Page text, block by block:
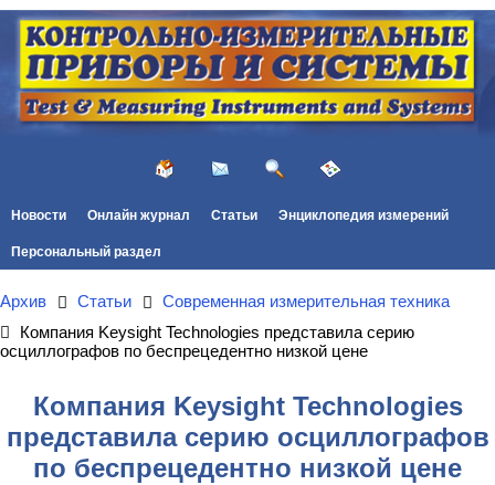
Новости Онлайн журнал Статьи Энциклопедия измерений
Персональный раздел
Архив Статьи
Современная измерительная техника
Компания Keysight Technologies представила серию
осциллографов по беспрецедентно низкой цене
Компания Keysight Technologies
представила серию осциллографов
по беспрецедентно низкой цене